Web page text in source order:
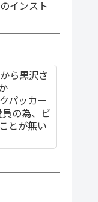
インスト
ら黒沢さ
パッカー
の為、ビ
とが無い